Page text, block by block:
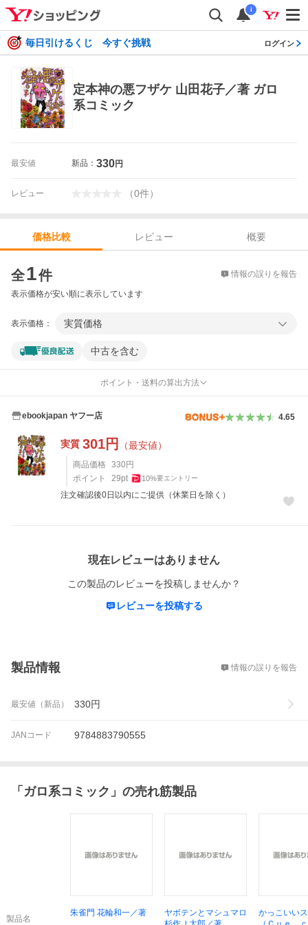
i
毎日引けるくじ 今すぐ挑戦 ログイン
定本神の悪フザケ 山田花子／著 ガロ
系コミック
最安値 新品： 330円
レビュー （0件）
価格比較 レビュー
概要
全1件 情報の誤りを報告
表示価格が安い順に表示しています
表示価格： 実質価格
中古を含む
ポイント・送料の算出方法
ebookjapan ヤフー店 4.65
実質 301円 （最安値）
商品価格 330 円
ポイント
29pt 10%要エントリー
注文確認後0日以内にご提供（休業日を除く）
現在レビューはありません
この製品のレビューを投稿しませんか？
レビューを投稿する
製品情報 情報の誤りを報告
最安値（新品） 330円
JANコード 9784883790555
「 ガロ系コミック 」の売れ筋製品
製品名
朱雀門 花輪和一／著
ヤボテンとマシュマロ
かっこいい